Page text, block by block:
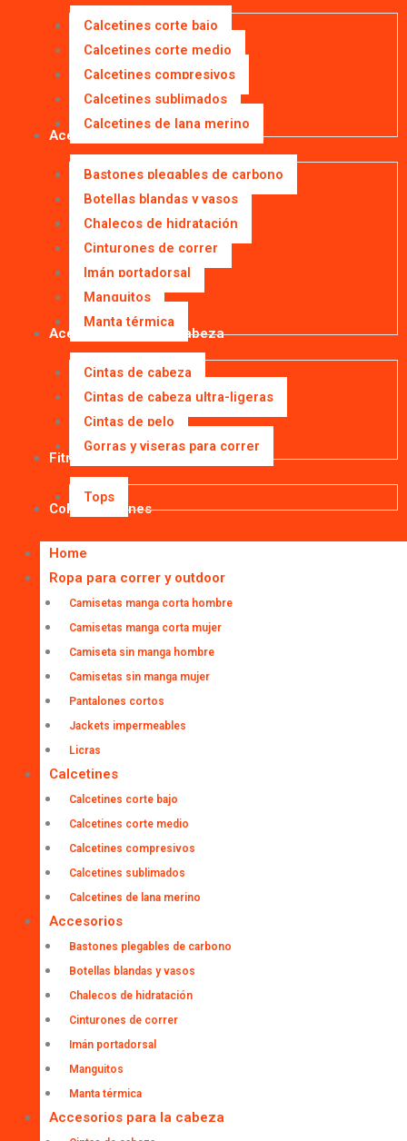
Calcetines corte bajo
Calcetines corte medio
Calcetines compresivos
Calcetines sublimados
Calcetines de lana merino
Accesorios
Bastones plegables de carbono
Botellas blandas y vasos
Chalecos de hidratación
Cinturones de correr
Imán portadorsal
Manguitos
Manta térmica
Accesorios para la cabeza
Cintas de cabeza
Cintas de cabeza ultra-ligeras
Cintas de pelo
Gorras y viseras para correr
Fitness
Tops
Colaboraciones
Home
Ropa para correr y outdoor
Camisetas manga corta hombre
Camisetas manga corta mujer
Camiseta sin manga hombre
Camisetas sin manga mujer
Pantalones cortos
Jackets impermeables
Licras
Calcetines
Calcetines corte bajo
Calcetines corte medio
Calcetines compresivos
Calcetines sublimados
Calcetines de lana merino
Accesorios
Bastones plegables de carbono
Botellas blandas y vasos
Chalecos de hidratación
Cinturones de correr
Imán portadorsal
Manguitos
Manta térmica
Accesorios para la cabeza